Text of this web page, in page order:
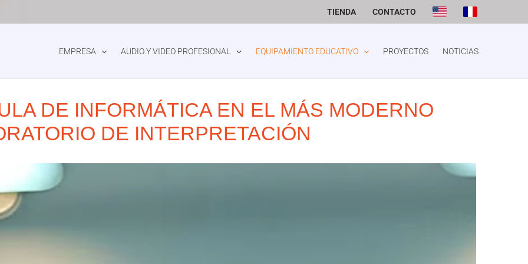
TIENDA CONTACTO
EMPRESA AUDIO Y VIDEO PROFESIONAL EQUIPAMIENTO EDUCATIVO PROYECTOS NOTICIAS
DE INFORMÁTICA EN EL MÁS MODERNO
DE INTERPRETACIÓN